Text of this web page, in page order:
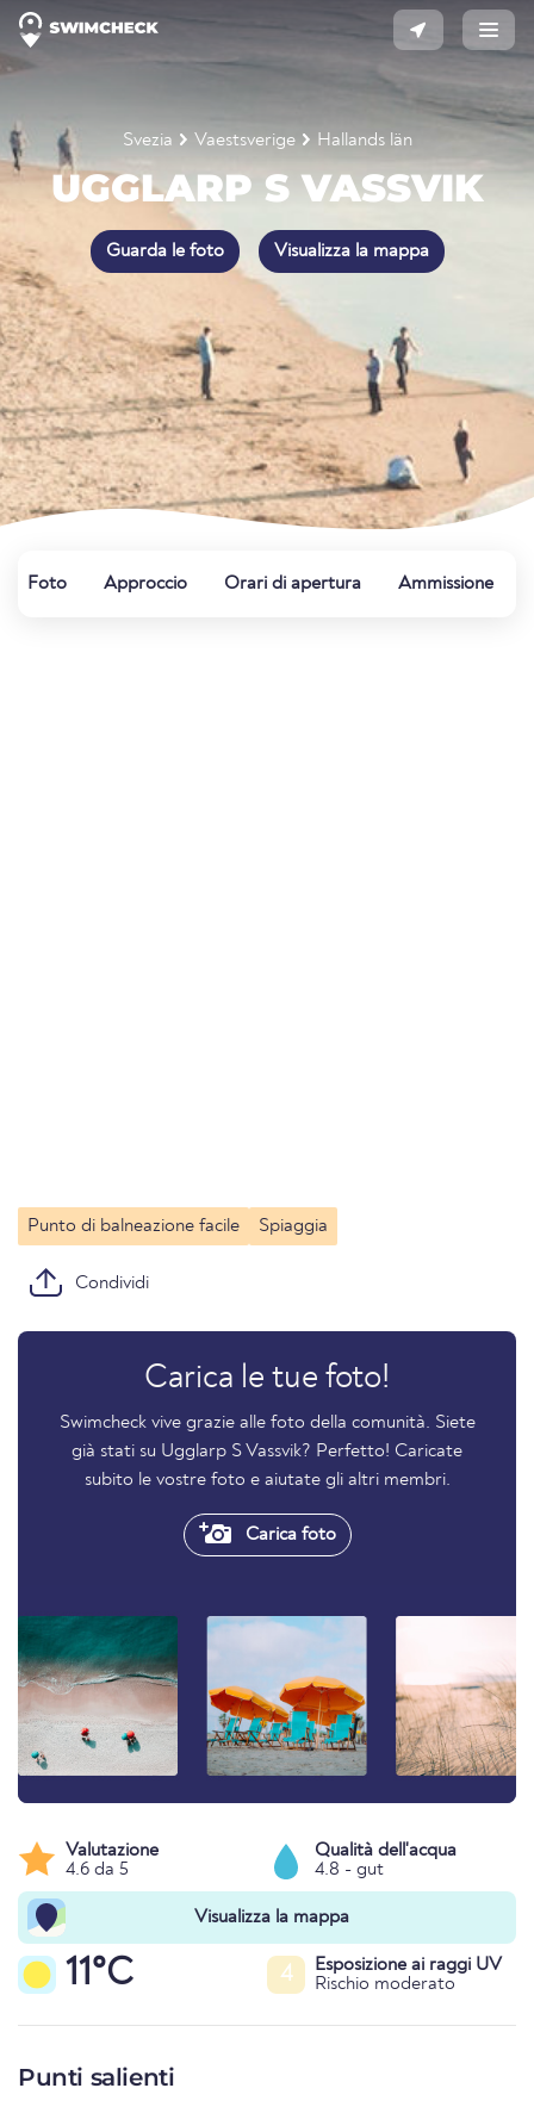
Svezia Vaestsverige Hallands län
UGGLARP S VASSVIK
Guarda le foto Visualizza la mappa
Foto Approccio Orari di apertura Ammissione
Punto di balneazione facile Spiaggia
Condividi
Carica le tue foto!
Swimcheck vive grazie alle foto della comunità. Siete
già stati su Ugglarp S Vassvik? Perfetto! Caricate
subito le vostre foto e aiutate gli altri membri.
Carica foto
Valutazione
4.6 da 5
Qualità dell'acqua
4.8 - gut
Visualizza la mappa
11°C 4
Esposizione ai raggi UV
Rischio moderato
Punti salienti